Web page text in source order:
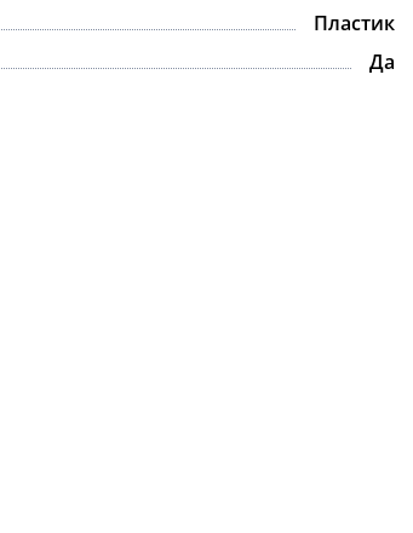
Пластик
Да